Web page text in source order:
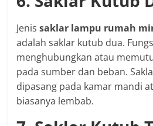
Jenissaklar lampu rumah
adalah saklar kutub dua.
menghubungkan atau
pada sumber dan beban.
dipasang pada kamar mandi
biasanya lembab.